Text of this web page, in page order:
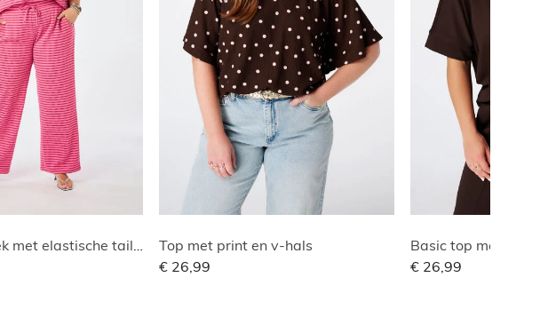
Wide leg broek met elastische taille
Top met print en v-hals
€ 26,99
Basic top met
€ 26,99